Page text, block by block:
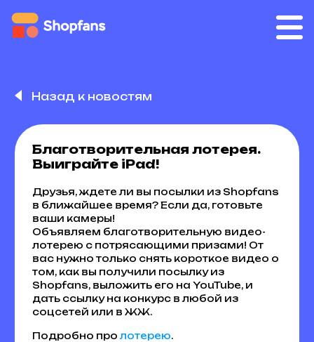
Назад к новостям
Благотворительная лотерея.
Выиграйте iPad!
Друзья, ждете ли вы посылки из Shopfans
в ближайшее время? Если да, готовьте
ваши камеры!
Объявляем благотворительную видео-
лотерею с потрясающими призами! От
вас нужно только снять короткое видео о
том, как вы получили посылку из
Shopfans, выложить его на YouTube, и
дать ссылку на конкурс в любой из
соцсетей или в ЖЖ.
Подробно пролотерею.